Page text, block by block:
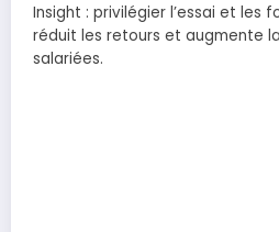
Insight : privilégier l’essai et les
réduit les retours et augmente
salariées.